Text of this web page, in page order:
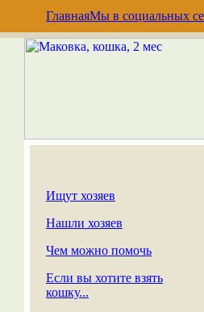
ГлавнаяМы в социальных
Ищут хозяев
Нашли хозяев
Чем можно помочь
Если вы хотите взять
кошку...